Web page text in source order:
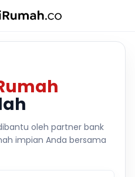
oleh partner bank
impian Anda bersama